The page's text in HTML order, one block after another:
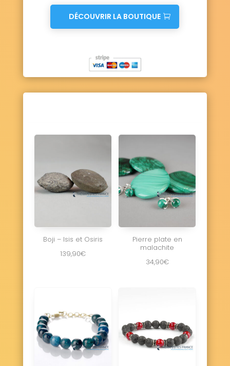
DÉCOUVRIR LA BOUTIQUE
Boji – Isis et Osiris
139,90€
Pierre plate en
malachite
34,90€